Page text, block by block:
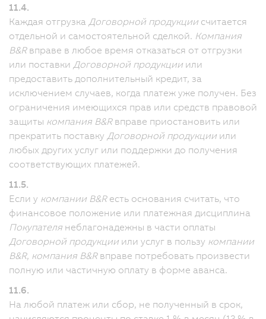
11.4.
Каждая отгрузка Договорной продукции считается
отдельной и самостоятельной сделкой. Компания
B&Rвправе в любое время отказаться от отгрузки
или поставки Договорной продукции или
предоставить дополнительный кредит, за
исключением случаев, когда платеж уже получен. Без
ограничения имеющихся прав или средств правовой
защиты компания B&Rвправе приостановить или
прекратить поставку Договорной продукции или
любых других услуг или поддержки до получения
соответствующих платежей.
11.5.
Если у компании B&Rесть основания считать, что
финансовое положение или платежная дисциплина
Покупателя неблагонадежны в части оплаты
Договорной продукции или услуг в пользу компании
B&R, компания B&Rвправе потребовать произвести
полную или частичную оплату в форме аванса.
11.6.
На любой платеж или сбор, не полученный в срок,